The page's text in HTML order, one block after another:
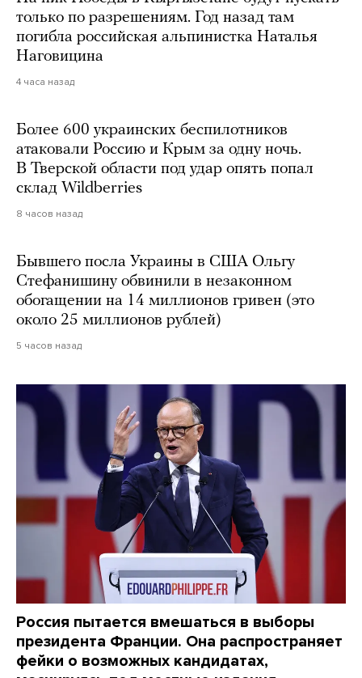
только по разрешениям. Год назад там
погибла российская альпинистка Наталья
Наговицина
4 часа назад
Более 600 украинских беспилотников
атаковали Россию и Крым за одну ночь.
В Тверской области под удар опять попал
склад Wildberries
8 часов назад
Бывшего посла Украины в США Ольгу
Стефанишину обвинили в незаконном
обогащении на 14 миллионов гривен (это
около 25 миллионов рублей)
5 часов назад
Россия пытается вмешаться в выборы
президента Франции. Она распространяет
фейки о возможных кандидатах,